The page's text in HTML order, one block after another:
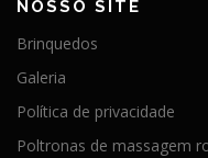
NOSSO SITE
Brinquedos
Galeria
Política de privacidade
Poltronas de massagem